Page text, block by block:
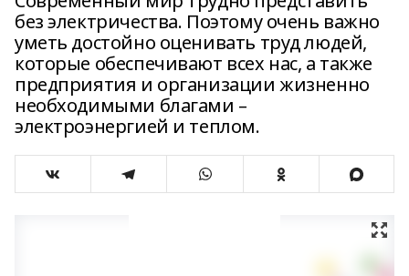
без электричества. Поэтому очень важно
уметь достойно оценивать труд людей,
которые обеспечивают всех нас, а также
предприятия и организации жизненно
необходимыми благами –
электроэнергией и теплом.